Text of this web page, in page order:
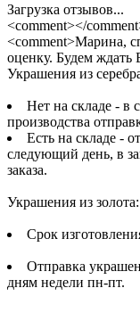
Загрузка отзывов...
<comment></
<comment>Марина,
оценку. Будем ждать
Украшения из
Нет на складе - в
производства
Есть на складе -
следующий день, в
заказа.
Украшения из золота:
Срок
Отправка
дням недели пн-пт.